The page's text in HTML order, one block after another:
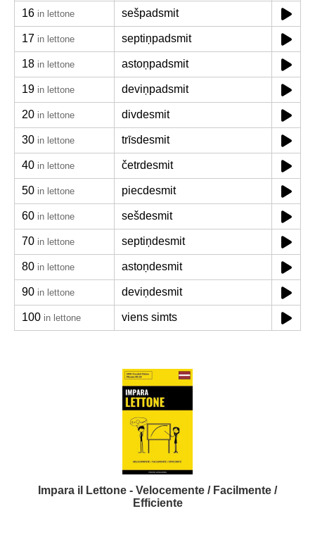
16 in lettone sešpadsmit
17 in lettone septiņpadsmit
18 in lettone astoņpadsmit
19 in lettone deviņpadsmit
20 in lettone divdesmit
30 in lettone trīsdesmit
40 in lettone četrdesmit
50 in lettone piecdesmit
60 in lettone sešdesmit
70 in lettone septiņdesmit
80 in lettone astoņdesmit
90 in lettone deviņdesmit
100 in lettone viens simts
Impara il Lettone - Velocemente / Facilmente /
Efficiente